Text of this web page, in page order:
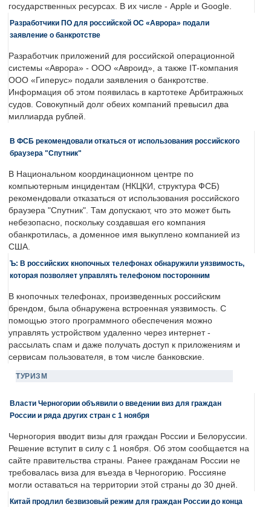
государственных ресурсах. В их числе - Apple и Google.
Разработчики ПО для российской ОС «Аврора» подали
заявление о банкротстве
Разработчик приложений для российской операционной
системы «Аврора» - ООО «Авроид», а также IT-компания
ООО «Гиперус» подали заявления о банкротстве.
Информация об этом появилась в картотеке Арбитражных
судов. Совокупный долг обеих компаний превысил два
миллиарда рублей.
В ФСБ рекомендовали откаться от использования российского
браузера "Спутник"
В Национальном координационном центре по
компьютерным инцидентам (НКЦКИ, структура ФСБ)
рекомендовали отказаться от использования российского
браузера "Спутник". Там допускают, что это может быть
небезопасно, поскольку создавшая его компания
обанкротилась, а доменное имя выкуплено компанией из
США.
Ъ: В российских кнопочных телефонах обнаружили уязвимость,
которая позволяет управлять телефоном посторонним
В кнопочных телефонах, произведенных российским
брендом, была обнаружена встроенная уязвимость. С
помощью этого программного обеспечения можно
управлять устройством удаленно через интернет -
рассылать спам и даже получать доступ к приложениям и
сервисам пользователя, в том числе банковские.
ТУРИЗМ
Власти Черногории объявили о введении виз для граждан
России и ряда других стран с 1 ноября
Черногория вводит визы для граждан России и Белоруссии.
Решение вступит в силу с 1 ноября. Об этом сообщается на
сайте правительства страны. Ранее гражданам России не
требовалась виза для въезда в Черногорию. Россияне
могли оставаться на территории этой страны до 30 дней.
Китай продлил безвизовый режим для граждан России до конца